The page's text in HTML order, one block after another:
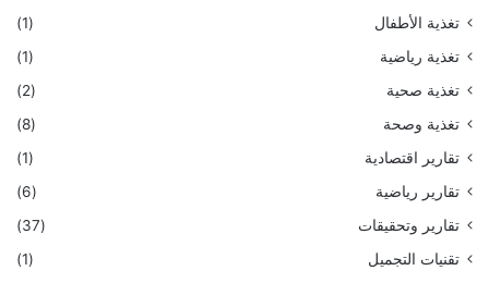
تغذية الأطفال
(1)
تغذية رياضية
(1)
تغذية صحية
(2)
تغذية وصحة
(8)
تقارير اقتصادية
(1)
تقارير رياضية
(6)
تقارير وتحقيقات
(37)
تقنيات التجميل
(1)